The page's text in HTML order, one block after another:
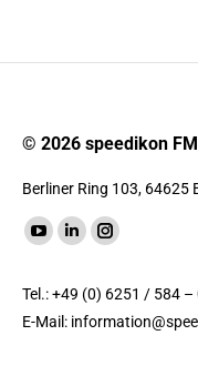
© 2026 speedikon
Berliner Ring 103, 64625
Finde uns auf:
YouTube
wird
in
LinkedIn
wird
in
Instagram
wird
in
Tel.: +49 (0) 6251 / 584 –
E-Mail: